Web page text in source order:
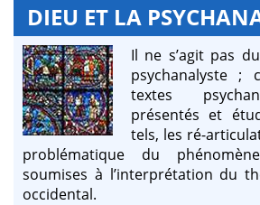
DIEU ET LA
Il ne s’agit pas
psychanalyste ;
textes
présentés et
tels, les ré-
problématique du
soumises à l’interprétation du
occidental.